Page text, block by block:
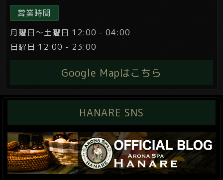
営業時間
月曜日～土曜日 12:00 - 04:00
日曜日 12:00 - 23:00
Google Mapはこちら
HANARE SNS